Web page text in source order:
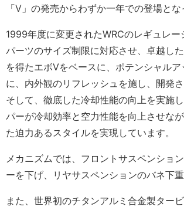
「Ⅴ」の発売からわずか一年での登場とな
1999年度に変更されたWRCのレギュレー
パーツのサイズ制限に対応させ、卓越し
を得たエボVをベースに、ポテンシャル
に、内外観のリフレッシュを施し、開発さ
そして、徹底した冷却性能の向上を実施
パーが冷却効率と空力性能を向上させな
た迫力あるスタイルを実現しています。
メカニズムでは、フロントサスペンショ
ーを下げ、リヤサスペンションのバネ下重
また、世界初のチタンアルミ合金製ター